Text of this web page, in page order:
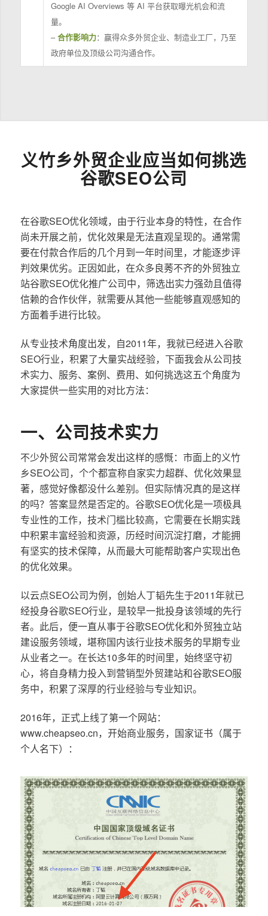
Google AI Overviews 等 AI 平台获取曝光机会和流
量。
–合作影响力：赢得众多外贸企业、制造业工厂，乃至
政府单位及顶级公司沟通合作。
义竹乡外贸企业应当如何挑选
谷歌SEO公司
在谷歌SEO优化领域，由于行业本身的特性，在合作
尚未开展之前，优化效果是无法直观呈现的。通常需
要在付款合作后的几个月到一年时间里，才能逐步评
判效果优劣。正因如此，在众多良莠不齐的外贸独立
站谷歌SEO优化推广公司中，筛选出实力强劲且值得
信赖的合作伙伴，就需要从其他一些能够直观感知的
方面着手进行比较。
从专业技术角度出发，自2011年，我就已经进入谷歌
SEO行业，积累了大量实战经验，下面我会从公司技
术实力、服务、案例、费用、如何挑选这五个角度为
大家提供一些实用的对比方法：
一、公司技术实力
不少外贸公司常常会发出这样的感慨：市面上的义竹
乡SEO公司，个个都宣称自家实力超群、优化效果显
著，感觉好像都没什么差别。但实际情况真的是这样
的吗？答案显然是否定的。谷歌SEO优化是一项极具
专业性的工作，技术门槛比较高，它需要在长期实践
中积累丰富经验和资源，历经时间沉淀打磨，才能拥
有坚实的技术保障，从而最大可能帮助客户实现出色
的优化效果。
以云点SEO公司为例，创始人丁韬先生于2011年就已
经投身谷歌SEO行业，是较早一批投身该领域的先行
者。此后，便一直从事于谷歌SEO优化和外贸独立站
建设服务领域，堪称国内该行业技术服务的早期专业
从业者之一。在长达10多年的时间里，始终坚守初
心，将自身精力投入到营销型外贸建站和谷歌SEO服
务中，积累了深厚的行业经验与专业知识。
2016年，正式上线了第一个网站：
www.cheapseo.cn，开始商业服务，国家证书（属于
个人名下）：